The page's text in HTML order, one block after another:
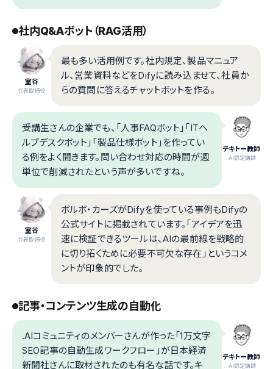
社内Q&Aボット（RAG活用）
室谷
代表取締役
最も多い活用例です。社内規定、製品マニュア
ル、営業資料などをDifyに読み込ませて、社員か
らの質問に答えるチャットボットを作る。
テキトー教師
.AI認定講師
受講生さんの企業でも、「人事FAQボット」「ITヘ
ルプデスクボット」「製品仕様ボット」を作ってい
る例をよく聞きます。問い合わせ対応の時間が週
単位で削減されたという声が多いですね。
室谷
代表取締役
ボルボ・カーズがDifyを使っている事例もDifyの
公式サイトに掲載されています。「アイデアを迅
速に検証できるツールは、AIの最前線を戦略的
に切り拓くために必要不可欠な存在」というコメ
ントが印象的でした。
記事・コンテンツ生成の自動化
テキトー教師
.AI認定講師
.AIコミュニティのメンバーさんが作った「1万文字
SEO記事の自動生成ワークフロー」が日本経済
新聞社さんに取材されたのも有名な話です。キ